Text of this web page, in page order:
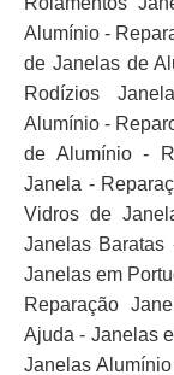
Alumínio -
de Janelas de
Rodízios
Alumínio -
de Alumínio -
Janela -
Vidros de
Janelas
Janelas em
Reparação
Ajuda - Janelas
Janelas